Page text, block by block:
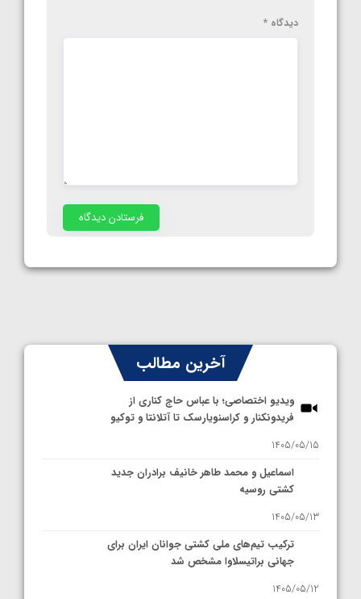
دیدگاه *
آخرین مطالب
ویدیو اختصاصی؛ با عباس حاج کناری از
فریدونکنار و کراسنویارسک تا آتلانتا و توکیو
1405/05/15
اسماعیل و محمد طاهر خانیف برادران جدید
کشتی روسیه
1405/05/13
ترکیب تیم‌های ملی کشتی جوانان ایران برای
جهانی براتیسلاوا مشخص شد
1405/05/12